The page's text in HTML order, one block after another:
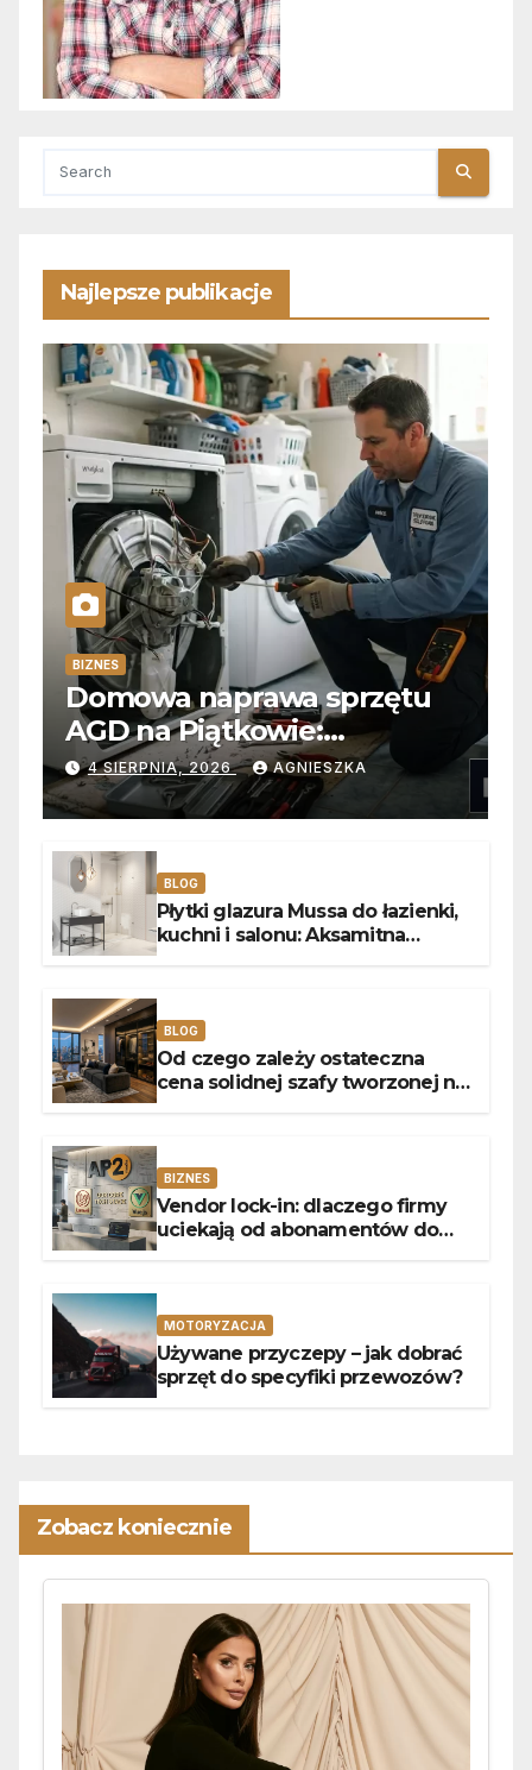
Najlepsze publikacje
BIZNES
Domowa naprawa sprzętu
AGD na Piątkowie:
Niezawodne usuwanie
usterek pralek w Poznaniu
4 SIERPNIA, 2026 AGNIESZKA
BLOG
Płytki glazura Mussa do łazienki,
kuchni i salonu: Aksamitna
BLOG
Od czego zależy ostateczna
cena solidnej szafy tworzonej na
BIZNES
Vendor lock-in: dlaczego firmy
uciekają od abonamentów do
MOTORYZACJA
Używane przyczepy – jak dobrać
sprzęt do specyfiki przewozów?
Zobacz koniecznie